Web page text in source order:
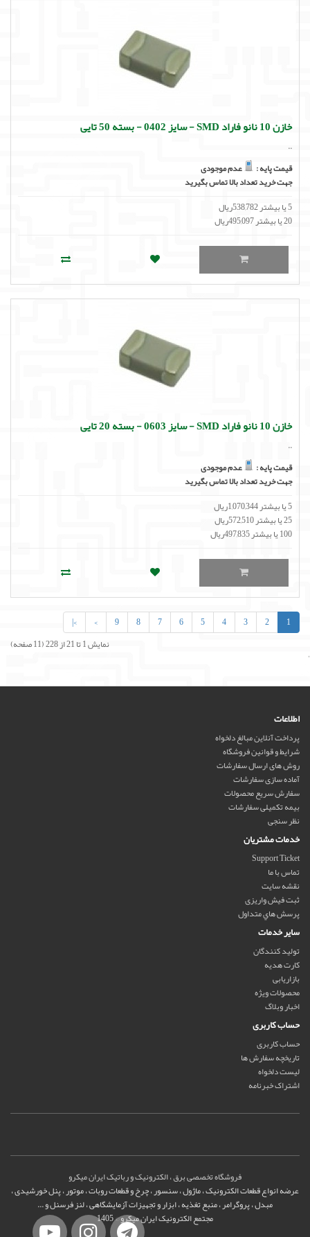
خازن 10 نانو فاراد SMD - سایز 0402 - بسته 50 تایی
..
قیمت پایه :
عدم موجودی
جهت خرید تعداد بالا تماس بگیرید
5 یا بیشتر 538,782ریال
20 یا بیشتر 495,097ریال
خازن 10 نانو فاراد SMD - سایز 0603 - بسته 20 تایی
..
قیمت پایه :
عدم موجودی
جهت خرید تعداد بالا تماس بگیرید
5 یا بیشتر 1,070,344ریال
25 یا بیشتر 572,510ریال
100 یا بیشتر 497,835ریال
1
2
3
4
5
6
7
8
9
>
>|
نمایش 1 تا 21 از 228 (11 صفحه)
'
اطلاعات
پرداخت آنلاین مبالغ دلخواه
شرایط و قوانین فروشگاه
روش های ارسال سفارشات
آماده سازی سفارشات
سفارش سریع محصولات
بیمه تکمیلی سفارشات
نظر سنجی
خدمات مشتریان
Support Ticket
تماس با ما
نقشه سایت
ثبت فیش واریزی
پرسش هاي متداول
سایر خدمات
تولید کنندگان
کارت هدیه
بازاریابی
محصولات ویژه
اخبار وبلاگ
حساب کاربری
حساب کاربری
تاریخچه سفارش ها
لیست دلخواه
اشتراک خبرنامه
فروشگاه تخصصی برق ، الکترونیک و رباتیک ایران میکرو
عرضه انواع قطعات الکترونیک ، ماژول ، سنسور ، چرخ و قطعات روبات ، موتور ، پنل خورشیدی ،
مبدل ، پروگرامر ، منبع تغذیه ، ابزار و تجهیزات آزمایشگاهی ، لنز فرسنل و ...
مجتمع الکترونیک ایران میکرو © 1405